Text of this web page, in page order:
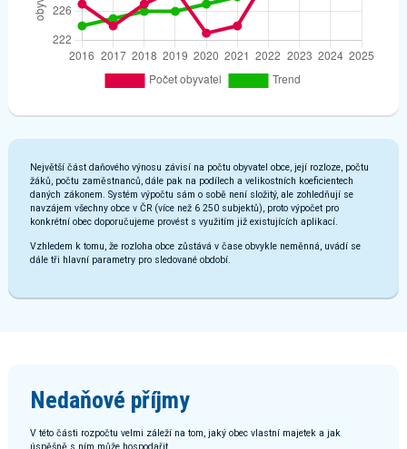
Největší část daňového výnosu závisí na počtu obyvatel obce, její rozloze, počtu
žáků, počtu zaměstnanců, dále pak na podílech a velikostních koeficientech
daných zákonem. Systém výpočtu sám o sobě není složitý, ale zohledňují se
navzájem všechny obce v ČR (více než 6 250 subjektů), proto výpočet pro
konkrétní obec doporučujeme provést s využitím již existujících aplikací.
Vzhledem k tomu, že rozloha obce zůstává v čase obvykle neměnná, uvádí se
dále tři hlavní parametry pro sledované období.
Nedaňové příjmy
V této části rozpočtu velmi záleží na tom, jaký obec vlastní majetek a jak
úspěšně s ním může hospodařit.